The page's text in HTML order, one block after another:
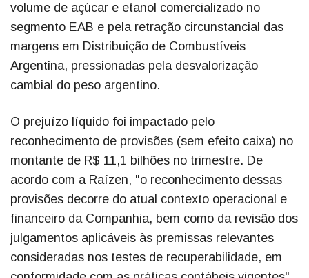
volume de açúcar e etanol comercializado no
segmento EAB e pela retração circunstancial das
margens em Distribuição de Combustíveis
Argentina, pressionadas pela desvalorização
cambial do peso argentino.
O prejuízo líquido foi impactado pelo
reconhecimento de provisões (sem efeito caixa) no
montante de R$ 11,1 bilhões no trimestre. De
acordo com a Raízen, "o reconhecimento dessas
provisões decorre do atual contexto operacional e
financeiro da Companhia, bem como da revisão dos
julgamentos aplicáveis às premissas relevantes
consideradas nos testes de recuperabilidade, em